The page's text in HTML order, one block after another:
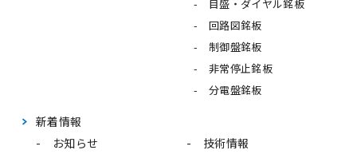
目盛・ダイヤル銘板
回路図銘板
制御盤銘板
非常停止銘板
分電盤銘板
新着情報
お知らせ
技術情報